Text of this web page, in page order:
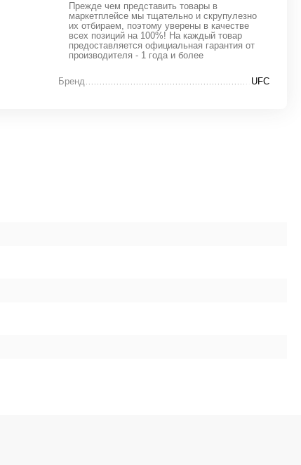
Прежде чем представить товары в
маркетплейсе мы тщательно и скрупулезно
их отбираем, поэтому уверены в качестве
всех позиций на 100%! На каждый товар
предоставляется официальная гарантия от
производителя - 1 года и более
Бренд UFC